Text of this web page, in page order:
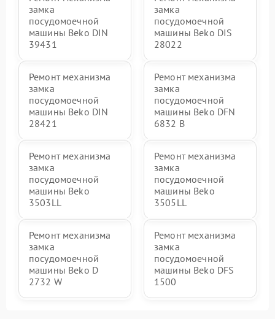
замка
посудомоечной
машины Beko DIN
39431
замка
посудомоечной
машины Beko DIS
28022
Ремонт механизма
замка
посудомоечной
машины Beko DIN
28421
Ремонт механизма
замка
посудомоечной
машины Beko DFN
6832 B
Ремонт механизма
замка
посудомоечной
машины Beko
3503LL
Ремонт механизма
замка
посудомоечной
машины Beko
3505LL
Ремонт механизма
замка
посудомоечной
машины Beko D
2732 W
Ремонт механизма
замка
посудомоечной
машины Beko DFS
1500